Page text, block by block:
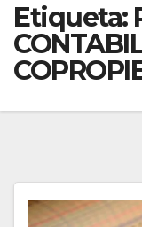
Etiqueta: